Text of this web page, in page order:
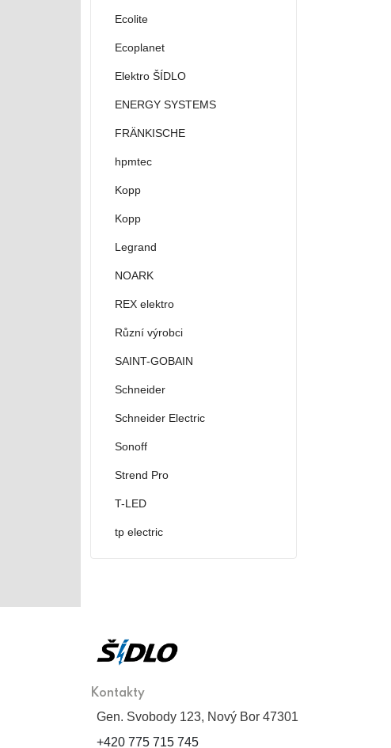
Ecolite
Ecoplanet
Elektro ŠÍDLO
ENERGY SYSTEMS
FRÄNKISCHE
hpmtec
Kopp
Kopp
Legrand
NOARK
REX elektro
Různí výrobci
SAINT-GOBAIN
Schneider
Schneider Electric
Sonoff
Strend Pro
T-LED
tp electric
Kontakty
Gen. Svobody 123, Nový Bor 47301
+420 775 715 745